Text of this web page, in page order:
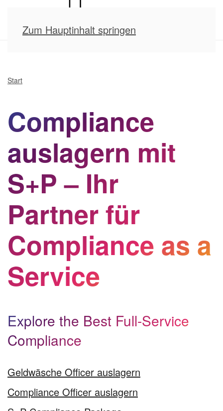
Zum Hauptinhalt springen
Start
Compliance
auslagern mit
S+P – Ihr
Partner für
Compliance as a
Service
Explore the Best Full-Service
Compliance
Geldwäsche Officer auslagern
Compliance Officer auslagern